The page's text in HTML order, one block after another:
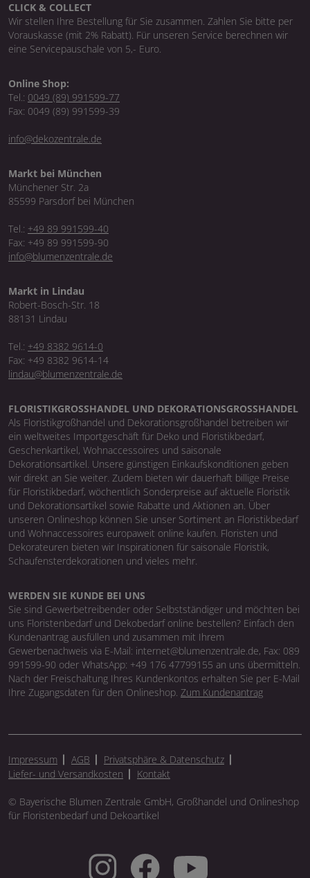
CLICK & COLLECT
Wir stellen Ihre Bestellung für Sie zusammen. Zahlen Sie bitte per
Vorauskasse (mit 2% Rabatt). Für unseren Service berechnen wir
eine Servicepauschale von 5,- Euro.
Online Shop:
Tel.: 0049 (89) 991599-77
Fax: 0049 (89) 991599-39
info@dekozentrale.de
Markt bei München
Münchener Str. 2a
85599 Parsdorf bei München
Tel.: +49 89 991599-40
Fax: +49 89 991599-90
info@blumenzentrale.de
Markt in Lindau
Robert-Bosch-Str. 18
88131 Lindau
Tel.: +49 8382 9614-0
Fax: +49 8382 9614-14
lindau@blumenzentrale.de
FLORISTIKGROSSHANDEL UND DEKORATIONSGROSSHANDEL
Als Floristikgroßhandel und Dekorationsgroßhandel betreiben wir
ein weltweites Importgeschäft für Deko und Floristikbedarf,
Geschenkartikel, Wohnaccessoires und saisonale
Dekorationsartikel. Unsere günstigen Einkaufskonditionen geben
wir direkt an Sie weiter. Zudem bieten wir dauerhaft billige Preise
für Floristikbedarf, wöchentlich Sonderpreise auf aktuelle Floristik
und Dekorationsartikel sowie Rabatte und Aktionen an. Über
unseren Onlineshop können Sie unser Sortiment an Floristikbedarf
und Wohnaccessoires europaweit online kaufen. Floristen und
Dekorateuren bieten wir Inspirationen für saisonale Floristik,
Schaufensterdekorationen und vieles mehr.
WERDEN SIE KUNDE BEI UNS
Sie sind Gewerbetreibender oder Selbstständiger und möchten bei
uns Floristenbedarf und Dekobedarf online bestellen? Einfach den
Kundenantrag ausfüllen und zusammen mit Ihrem
Gewerbenachweis via E-Mail: internet@blumenzentrale.de, Fax: 089
991599-90 oder WhatsApp: +49 176 47799155 an uns übermitteln.
Nach der Freischaltung Ihres Kundenkontos erhalten Sie per E-Mail
Ihre Zugangsdaten für den Onlineshop. Zum Kundenantrag
Impressum AGB
Privatsphäre & Datenschutz
Liefer- und Versandkosten
Kontakt
© Bayerische Blumen Zentrale GmbH, Großhandel und Onlineshop
für Floristenbedarf und Dekoartikel